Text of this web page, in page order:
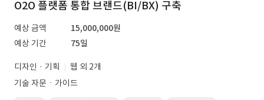
O2O 플랫폼 통합 브랜드(BI/BX) 구축
예상 금액
15,000,000원
예상 기간
75일
디자인 · 기획
웹 외 2개
기술 자문ㆍ가이드